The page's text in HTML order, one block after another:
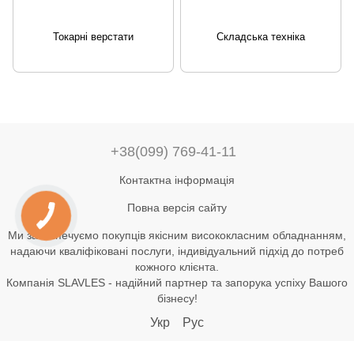
Токарні верстати Складська техніка
+38(099) 769-41-11
Контактна інформація
Повна версія сайту
Ми забезпечуємо покупців якісним висококласним обладнанням,
надаючи кваліфіковані послуги, індивідуальний підхід до потреб
кожного клієнта.
Компанія SLAVLES - надійний партнер та запорука успіху Вашого
бізнесу!
Укр Рус